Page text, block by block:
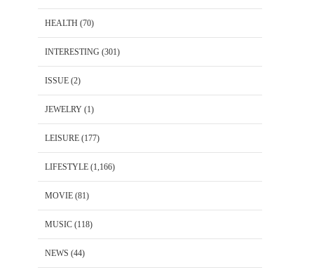
HEALTH (70)
INTERESTING (301)
ISSUE (2)
JEWELRY (1)
LEISURE (177)
LIFESTYLE (1,166)
MOVIE (81)
MUSIC (118)
NEWS (44)